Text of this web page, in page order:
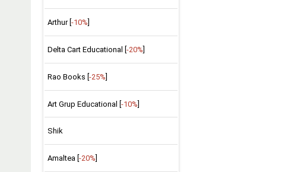
Arthur [ -10%
Delta Cart Educational [ -20%
Rao Books [-25%]
Art Grup Educational [-10%]
Shik
Amaltea [ -20%